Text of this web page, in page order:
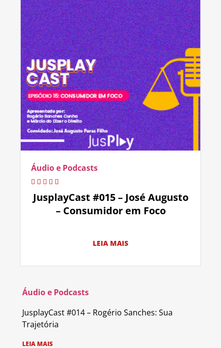
Áudio e Podcasts
JusplayCast #015 – José Augusto
– Consumidor em Foco
LEIA MAIS
Áudio e Podcasts
JusplayCast #014 – Rogério Sanches: Sua
Trajetória
LEIA MAIS